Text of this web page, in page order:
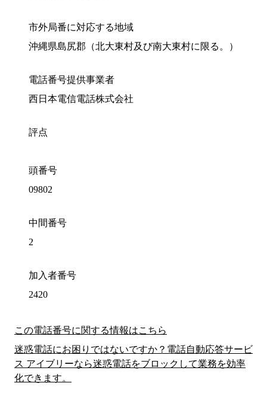
市外局番に対応する地域
沖縄県島尻郡（北大東村及び南大東村に限る。）
電話番号提供事業者
西日本電信電話株式会社
評点
頭番号
09802
中間番号
2
加入者番号
2420
この電話番号に関する情報はこちら
迷惑電話にお困りではないですか？電話自動応答サービ
ス アイブリーなら迷惑電話をブロックして業務を効率
化できます。